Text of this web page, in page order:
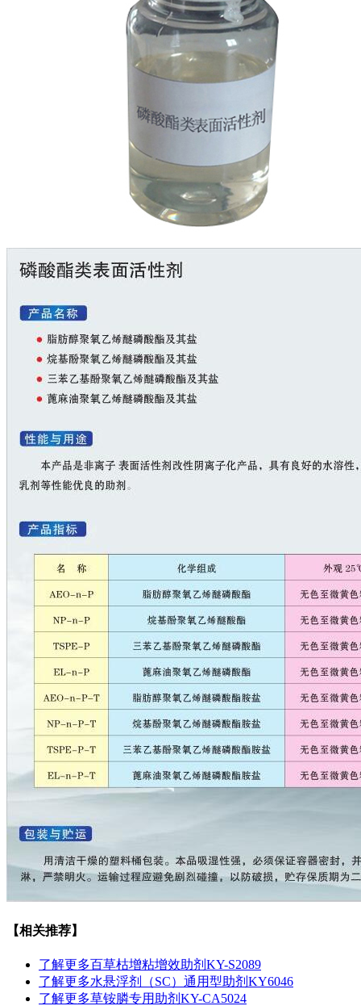
【相关推荐】
了解更多百草枯增粘增效助剂KY-S2089
了解更多水悬浮剂（SC）通用型助剂KY6046
了解更多草铵膦专用助剂KY-CA5024